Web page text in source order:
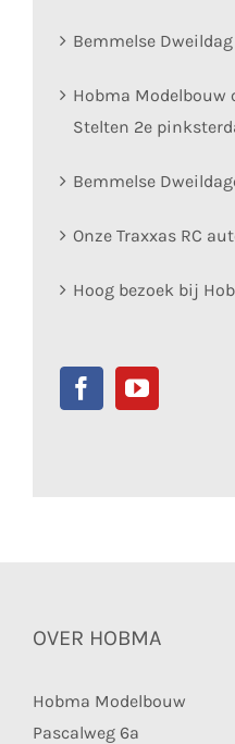
Bemmelse
Hobma Modelbouw
Stelten 2e
Bemmelse
Onze Traxxas RC
Hoog bezoek bij
OVER HOBMA
Hobma Modelbouw
Pascalweg 6a